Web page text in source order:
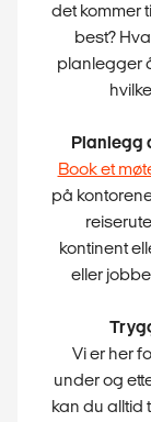
det kommer
best?
planlegger
Planlegg
Book et
på
kontinent
eller
Vi er her
under og
kan du alltid